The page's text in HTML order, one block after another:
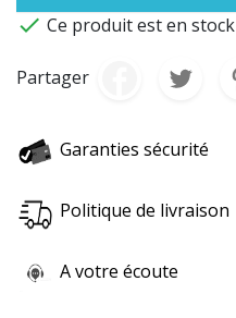
 Ce produit est en stock
Partager
Garanties sécurité
Politique de livraison
A votre écoute